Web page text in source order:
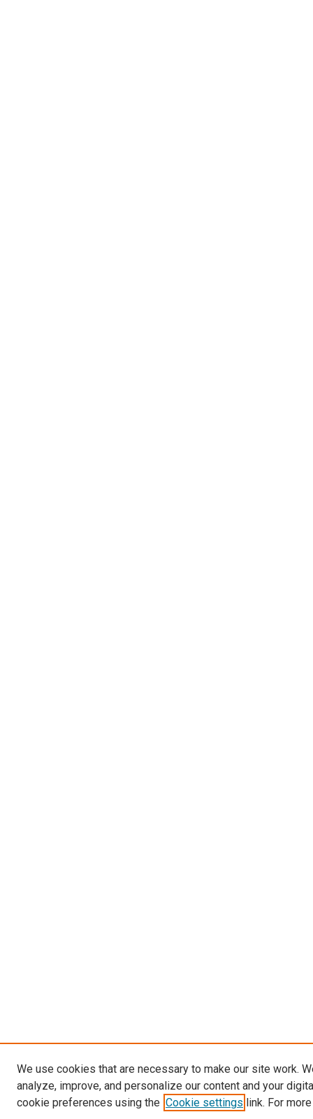
We use cookies that are necessary to make our site work.
analyze, improve, and personalize our content and your
cookie preferences using the Cookie settings link. For